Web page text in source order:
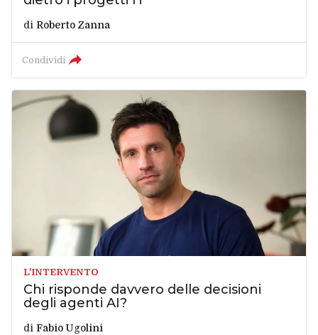
di Roberto Zanna
Condividi
L'INTERVENTO
Chi risponde davvero delle decisioni
degli agenti AI?
di Fabio Ugolini